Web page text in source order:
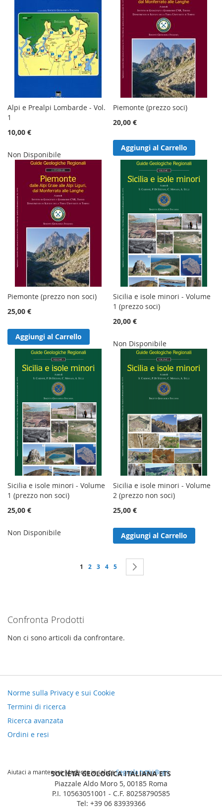
Alpi e Prealpi Lombarde - Vol.
1
10,00 €
Non Disponibile
Piemonte (prezzo soci)
20,00 €
Aggiungi al Carrello
Piemonte (prezzo non soci)
25,00 €
Aggiungi al Carrello
Sicilia e isole minori - Volume
1 (prezzo soci)
20,00 €
Non Disponibile
Sicilia e isole minori - Volume
1 (prezzo non soci)
25,00 €
Non Disponibile
Sicilia e isole minori - Volume
2 (prezzo non soci)
25,00 €
Aggiungi al Carrello
Pagina
Attualmente stai leggendo la pagina
1 Pagina
2 Pagina
3 Pagina
4 Pagina
5
Confronta Prodotti
Non ci sono articoli da confrontare.
Norme sulla Privacy e sui Cookie
Termini di ricerca
Ricerca avanzata
Ordini e resi
Aiutaci a mantenere Magento in saluteSegnala tutti i Bugs
SOCIETÀ GEOLOGICA ITALIANA ETS
Piazzale Aldo Moro 5, 00185 Roma
P.I. 10563051001 - C.F. 80258790585
Tel: +39 06 83939366